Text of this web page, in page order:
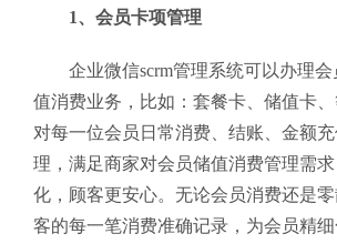
1、会员卡项管理
企业微信scrm管理系统可以办理
值消费业务，比如：套餐卡、储值卡、
对每一位会员日常消费、结账、金额
理，满足商家对会员储值消费管理需
化，顾客更安心。无论会员消费还是
客的每一笔消费准确记录，为会员精